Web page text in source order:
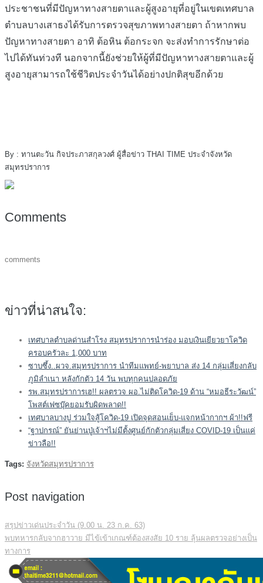
ประชาชนที่มีปัญหาทางสายตาและผู้สูงอายุที่อยู่ในเขตเทศบาล
ตำบลบางเสาธงได้รับการตรวจสุขภาพทางสายตา ถ้าหากพบ
ปัญหาทางสายตา อาทิ ต้อหิน ต้อกระจก จะส่งทำการรักษาต่อ
ไปได้ทันท่วงที นอกจากนี้ยังช่วยให้ผู้ที่มีปัญหาทางสายตาและผู้
สูงอายุสามารถใช้ชีวิตประจำวันได้อย่างปกติสุขอีกด้วย
By : ทานตะวัน กิจประภาสกุลวงศ์ ผู้สื่อข่าว THAI TIME ประจำจังหวัด
สมุทรปราการ
Comments
comments
ข่าวที่น่าสนใจ:
เทศบาลตำบลด่านสำโรง สมุทรปราการนำร่อง มอบเงินเยียวยาโควิด
ครอบครัวละ 1,000 บาท
ซาบซึ้ง..ผวจ.สมุทรปราการ นำทีมแพทย์-พยาบาล ส่ง 14 กลุ่มเสี่ยงกลับ
ภูมิลำเนา หลังกักตัว 14 วัน พบทุกคนปลอดภัย
รพ.สมุทรปราการเฮ!! ผลตรวจ ผอ.ไม่ติดโควิด-19 ด้าน “หมอธีระวัฒน์”
โพสต์เฟซบุ๊คยอมรับผิดพลาด!!
เทศบาลบางปู ร่วมใจสู้โควิด-19 เปิดจุดสอนเย็บ-แจกหน้ากากฯ ผ้า!!ฟรี
“ฐาปกรณ์” ยันย่านปู่เจ้าฯไม่มีตั้งศูนย์กักตัวกลุ่มเสี่ยง COVID-19 เป็นแค่
ข่าวลือ!!
Tags: จังหวัดสมุทรปราการ
Post navigation
สรุปข่าวเด่นประจำวัน (9.00 น. 23 ก.ค. 63)
พบทหารกลับจากฮาวาย มีไข้เข้าเกณฑ์ต้องสงสัย 10 ราย ลุ้นผลตรวจอย่างเป็น
ทางการ